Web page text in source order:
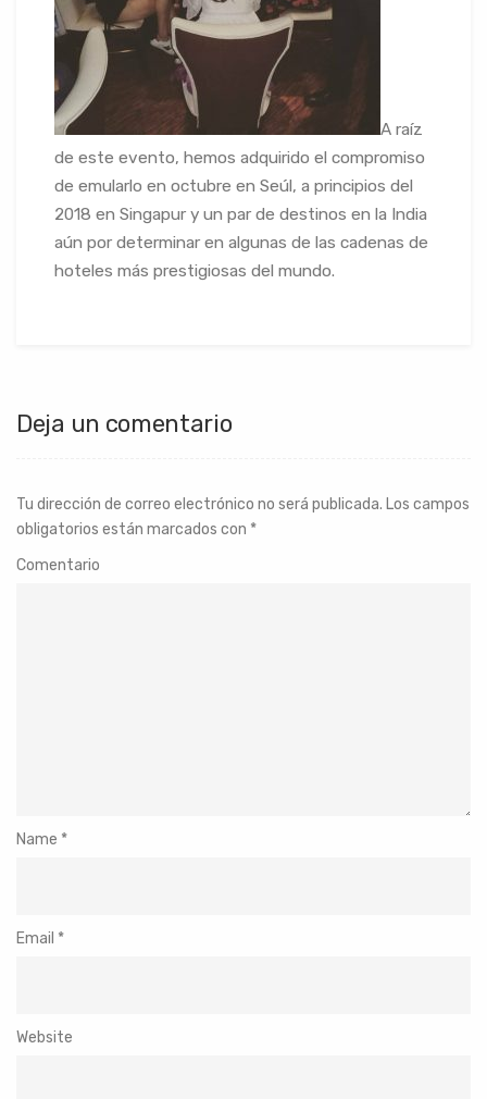
A raíz
de este evento, hemos adquirido el compromiso
de emularlo en octubre en Seúl, a principios del
2018 en Singapur y un par de destinos en la India
aún por determinar en algunas de las cadenas de
hoteles más prestigiosas del mundo.
Deja un comentario
Tu dirección de correo electrónico no será publicada. Los campos
obligatorios están marcados con *
Comentario
Name *
Email *
Website